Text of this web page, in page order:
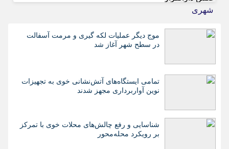
شهری
موج دیگر عملیات لکه گیری و مرمت آسفالت
در سطح شهر آغاز شد
تمامی ایستگاه‌های آتش‌نشانی خوی به تجهیزات
نوین آواربرداری مجهز شدند
شناسایی و رفع چالش‌های محلات خوی با تمرکز
بر رویکرد محله‌محور